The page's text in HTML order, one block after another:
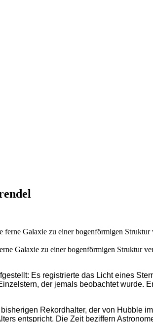
Galaxie zu einer bogenförmigen Struktur
Es registrierte das Licht eines
der jemals beobachtet wurde.
Rekordhalter, der von Hubble
entspricht. Die Zeit beziffern